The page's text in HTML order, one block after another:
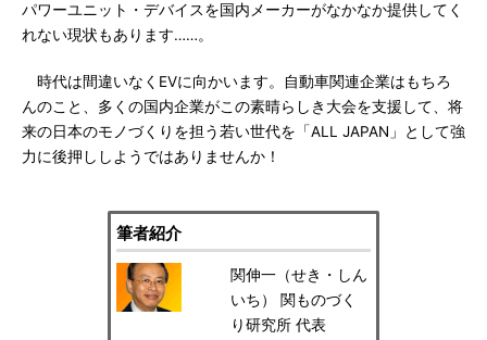
パワーユニット・デバイスを国内メーカーがなかなか提供してく
れない現状もあります……。
時代は間違いなくEVに向かいます。自動車関連企業はもちろ
んのこと、多くの国内企業がこの素晴らしき大会を支援して、将
来の日本のモノづくりを担う若い世代を「ALL JAPAN」として強
力に後押ししようではありませんか！
筆者紹介
関伸一（せき・しん
いち） 関ものづく
り研究所 代表